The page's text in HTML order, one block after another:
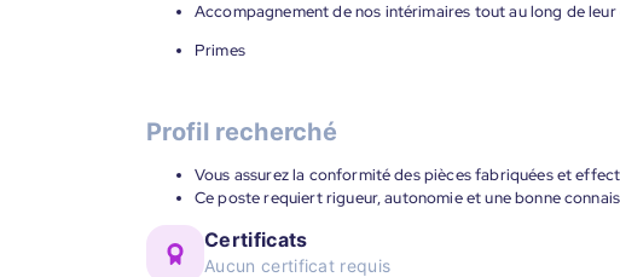
Accompagnement de nos intérimaires tout au long de
Primes
Profil recherché
Vous assurez la conformité des pièces fabriquées et
Ce poste requiert rigueur, autonomie et une bonne
Certificats
Aucun certificat requis